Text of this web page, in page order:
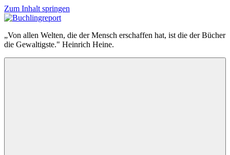
Zum Inhalt springen
Buchlingreport
„Von allen Welten, die der Mensch erschaffen hat, ist die der Bücher
die Gewaltigste." Heinrich Heine.